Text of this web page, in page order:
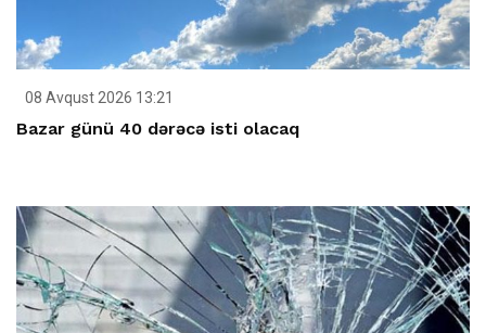
08 Avqust 2026 13:21
Bazar günü 40 dərəcə isti olacaq